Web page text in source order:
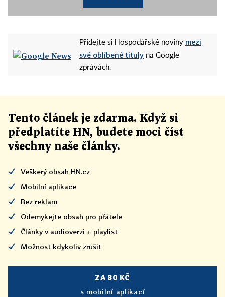
Přidejte si Hospodářské noviny mezi
své oblíbené tituly na Google
zprávách.
Tento článek je zdarma. Když si
předplatíte HN, budete moci číst
všechny naše články.
Veškerý obsah HN.cz
Mobilní aplikace
Bez reklam
Odemykejte obsah pro přátele
Články v audioverzi + playlist
Možnost kdykoliv zrušit
ZA 80 KČ
s mobilní aplikací